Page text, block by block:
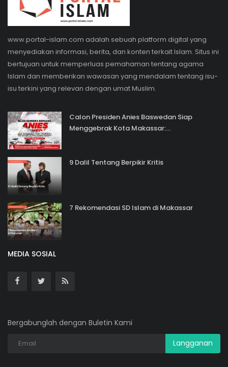
www.portal-islam.com adalah sebuah platform digital yang
menyediakan informasi, berita, dan konten terkait Islam. Situs ini
bertujuan untuk memperluas pemahaman tentang agama
Islam dan memberikan wawasan yang mendalam tentang isu-
isu terkini yang relevan dengan umat Muslim.
Calon Presiden Anies Baswedan Siap
Menggebrak Kota Makassar:...
9 Dalil Tentang Berpikir Kritis
7 Rekomendasi SD Islam di Makassar
MEDIA SOSIAL
Bergabunglah dengan Buletin Kami
Langganan